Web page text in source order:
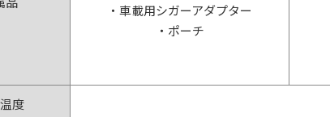
・車載用シガーアダプター
・ポーチ
度